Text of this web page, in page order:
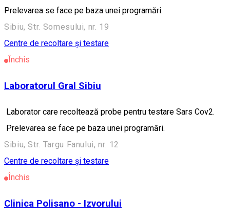
Prelevarea se face pe baza unei programări.
Sibiu, Str. Somesului, nr. 19
Centre de recoltare și testare
Închis
Laboratorul Gral Sibiu
Laborator care recoltează probe pentru testare Sars Cov2.
Prelevarea se face pe baza unei programări.
Sibiu, Str. Targu Fanului, nr. 12
Centre de recoltare și testare
Închis
Clinica Polisano - Izvorului